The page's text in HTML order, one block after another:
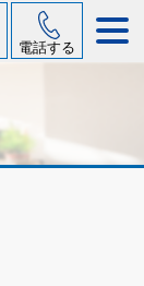
電話する